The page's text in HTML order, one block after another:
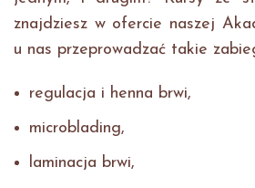
znajdziesz w ofercie naszej
u nas przeprowadzać takie
regulacja i henna brwi,
microblading,
laminacja brwi,